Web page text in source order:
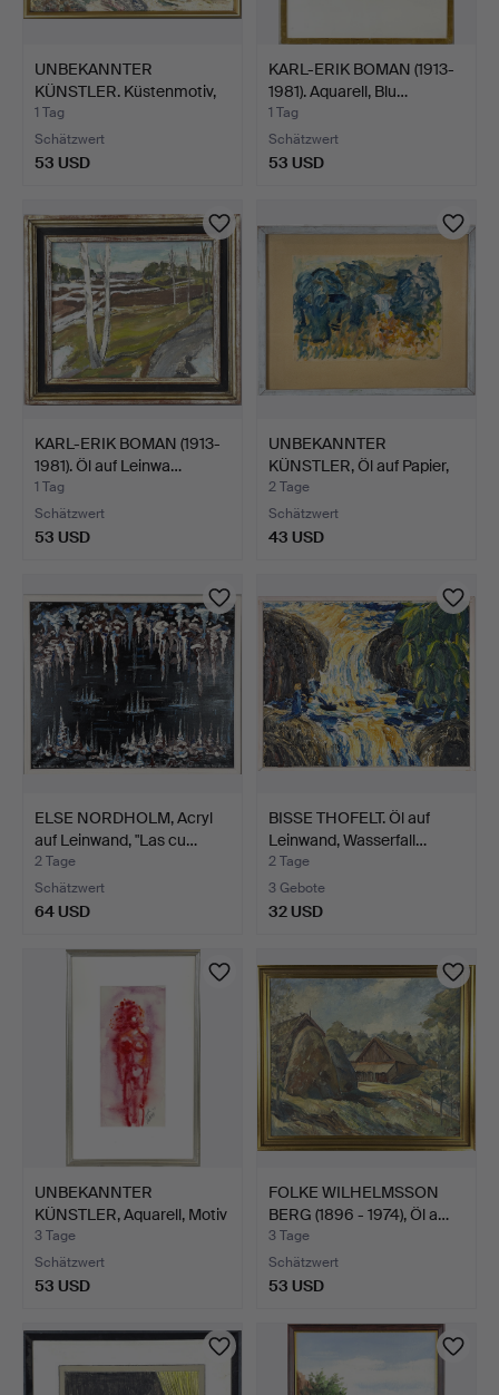
UNBEKANNTER
KÜNSTLER. Küstenmotiv,
Öl auf …
1 Tag
Schätzwert
53 USD
KARL-ERIK BOMAN (1913-
1981). Aquarell, Blu…
1 Tag
Schätzwert
53 USD
KARL-ERIK BOMAN (1913-
1981). Öl auf Leinwa…
1 Tag
Schätzwert
53 USD
UNBEKANNTER
KÜNSTLER, Öl auf Papier,
"Komp…
2 Tage
Schätzwert
43 USD
ELSE NORDHOLM, Acryl
auf Leinwand, "Las cu…
2 Tage
Schätzwert
64 USD
BISSE THOFELT. Öl auf
Leinwand, Wasserfall…
2 Tage
3 Gebote
32 USD
UNBEKANNTER
KÜNSTLER, Aquarell, Motiv
eine…
3 Tage
Schätzwert
53 USD
FOLKE WILHELMSSON
BERG (1896 - 1974), Öl a…
3 Tage
Schätzwert
53 USD